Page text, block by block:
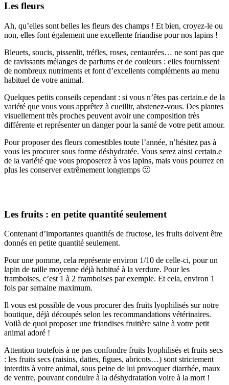
Les fleurs
Ah, qu’elles sont belles les fleurs des champs ! Et bien, croyez-le ou
non, elles font également une excellente friandise pour nos lapins !
Bleuets, soucis, pissenlit, tréfles, roses, centaurées… ne sont pas que
de ravissants mélanges de parfums et de couleurs : elles fournissent
de nombreux nutriments et font d’excellents compléments au menu
habituel de votre animal.
Quelques petits conseils cependant : si vous n’êtes pas certain.e de la
variété que vous vous apprêtez à cueillir, abstenez-vous. Des plantes
visuellement très proches peuvent avoir une composition très
différente et représenter un danger pour la santé de votre petit amour.
Pour proposer des fleurs comestibles toute l’année, n’hésitez pas à
vous les procurer sous forme déshydratée. Vous serez ainsi certain.e
de la variété que vous proposerez à vos lapins, mais vous pourrez en
plus les conserver extrêmement longtemps 🙂
Les fruits : en petite quantité seulement
Contenant d’importantes quantités de fructose, les fruits doivent être
donnés en petite quantité seulement.
Pour une pomme, cela représente environ 1/10 de celle-ci, pour un
lapin de taille moyenne déjà habitué à la verdure. Pour les
framboises, c’est 1 à 2 framboises par exemple. Et cela, environ 1
fois par semaine maximum.
Il vous est possible de vous procurer des fruits lyophilisés sur notre
boutique, déjà découpés selon les recommandations vétérinaires.
Voilà de quoi proposer une friandises fruitière saine à votre petit
animal adoré !
Attention toutefois à ne pas confondre fruits lyophilisés et fruits secs
: les fruits secs (raisins, dattes, figues, abricots…) sont strictement
interdits à votre animal, sous peine de lui provoquer diarrhée, maux
de ventre, pouvant conduire à la déshydratation voire à la mort !